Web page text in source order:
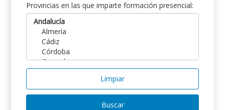
Provincias en las que imparte formación presencial:
Limpiar
Buscar